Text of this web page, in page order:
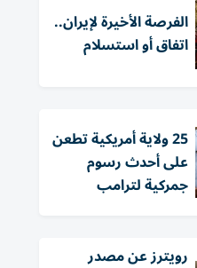
الفرصة الأخيرة لإيران..
اتفاق أو استسلام
25 ولاية أمريكية تطعن
على أحدث رسوم
جمركية لترامب
‏رويترز عن مصدر